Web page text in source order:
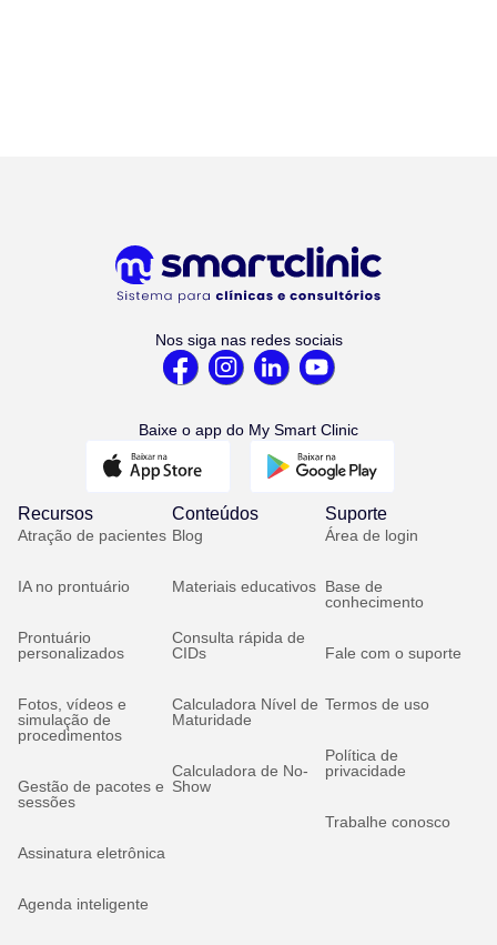
Nos siga nas redes sociais
Baixe o app do My Smart Clinic
Recursos
Atração de pacientes
IA no prontuário
Prontuário
personalizados
Fotos, vídeos e
simulação de
procedimentos
Gestão de pacotes e
sessões
Assinatura eletrônica
Agenda inteligente
Conteúdos
Blog
Materiais educativos
Consulta rápida de
CIDs
Calculadora Nível de
Maturidade
Calculadora de No-
Show
Suporte
Área de login
Base de
conhecimento
Fale com o suporte
Termos de uso
Política de
privacidade
Trabalhe conosco